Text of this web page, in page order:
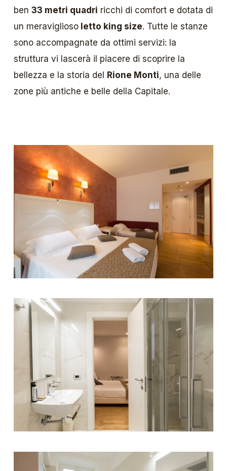
ben 33 metri quadri ricchi di comfort e dotata di
un meravigliosoletto king size. Tutte le stanze
sono accompagnate da ottimi servizi: la
struttura vi lascerà il piacere di scoprire la
bellezza e la storia del
Rione Monti, una delle
zone più antiche e belle della Capitale.